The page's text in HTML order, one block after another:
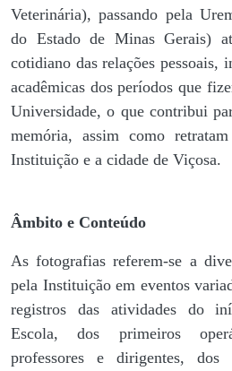
Veterinária), passando pela
do Estado de Minas Gerais)
cotidiano das relações pessoais,
acadêmicas dos períodos que
Universidade, o que contribui
memória, assim como
Instituição e a cidade de Viçosa.
Âmbito e Conteúdo
As fotografias referem-se a
pela Instituição em eventos
registros das atividades do
Escola, dos primeiros
professores e dirigentes, ​dos